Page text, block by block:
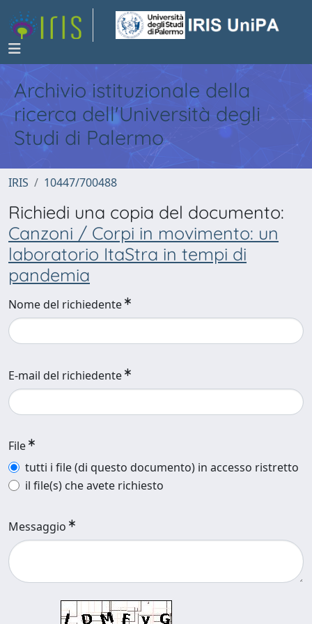
Archivio istituzionale della
ricerca dell'Università degli
Studi di Palermo
IRIS 10447/700488
Richiedi una copia del documento:
Canzoni / Corpi in movimento: un
laboratorio ItaStra in tempi di
pandemia
Nome del richiedente
E-mail del richiedente
File
tutti i file (di questo documento) in accesso ristretto
il file(s) che avete richiesto
Messaggio